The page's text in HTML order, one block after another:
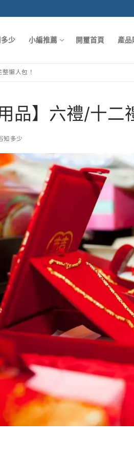
少 小編推薦 開璽首頁 產品
懶人包！
品】六禮/十二
知多少